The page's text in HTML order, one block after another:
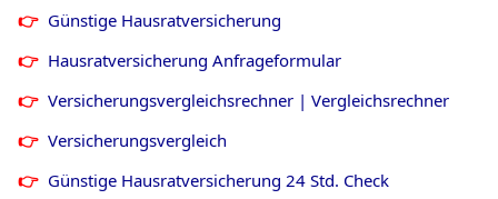
Günstige Hausratversicherung
Hausratversicherung Anfrageformular
Versicherungsvergleichsrechner | Vergleichsrechner
Versicherungsvergleich
Günstige Hausratversicherung 24 Std. Check